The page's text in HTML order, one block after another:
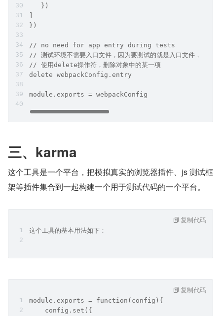
   })
})
// no need for app entry during tests
// 测试环境不需要入口文件，因为要测试的就是入口文件，哈哈
// 使用delete操作符，删除对象中的某一项
delete webpackConfig.entry
module.exports = webpackConfig
三、karma
这个工具是一个平台，把模拟真实的浏览器插件、js 测试框
架等插件集合到一起构建一个用于测试代码的一个平台。
这个工具的基本用法如下：
复制代码
module.exports = function(config){
    config.set({
复制代码